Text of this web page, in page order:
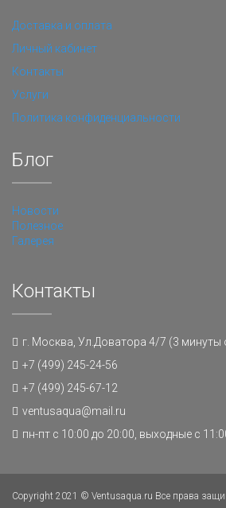
Доставка и оплата
Личный кабинет
Контакты
Услуги
Политика конфиденциальности
Блог
Новости
Полезное
Галерея
Контакты
г. Москва, Ул.Доватора 4/7 (3 минуты
+7 (499) 245-24-56
+7 (499) 245-67-12
ventusaqua@mail.ru
пн-пт с 10:00 до 20:00, выходные с
Copyright 2021 © Ventusaqua.ru Все права